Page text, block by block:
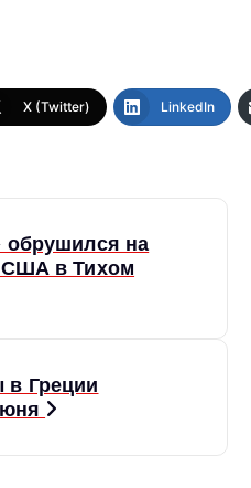
X (Twitter) LinkedIn
на
США в Тихом
Греции